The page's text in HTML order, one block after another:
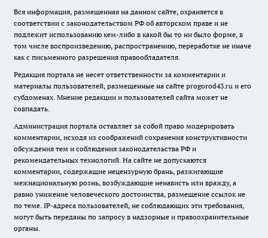
Вся информация, размещенная на данном сайте, охраняется в
соответствии с законодательством РФ об авторском праве и не
подлежит использованию кем-либо в какой бы то ни было форме, в
том числе воспроизведению, распространению, переработке не иначе
как с письменного разрешения правообладателя.
Редакция портала не несет ответственности за комментарии и
материалы пользователей, размещенные на сайте progorod43.ru и его
субдоменах. Мнение редакции и пользователей сайта может не
совпадать.
Администрация портала оставляет за собой право модерировать
комментарии, исходя из соображений сохранения конструктивности
обсуждения тем и соблюдения законодательства РФ и
рекомендательных технологий. На сайте не допускаются
комментарии, содержащие нецензурную брань, разжигающие
межнациональную рознь, возбуждающие ненависть или вражду, а
равно унижение человеческого достоинства, размещение ссылок не
по теме. IP-адреса пользователей, не соблюдающих эти требования,
могут быть переданы по запросу в надзорные и правоохранительные
органы.